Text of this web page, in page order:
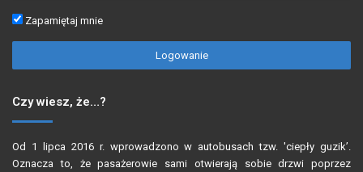
Zapamiętaj mnie
Logowanie
Czy wiesz, że…?
Od 1 lipca 2016 r. wprowadzono w autobusach tzw. 'ciepły guzik’.
Oznacza to, że pasażerowie sami otwierają sobie drzwi poprzez